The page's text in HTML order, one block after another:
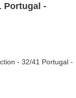
Portugal -